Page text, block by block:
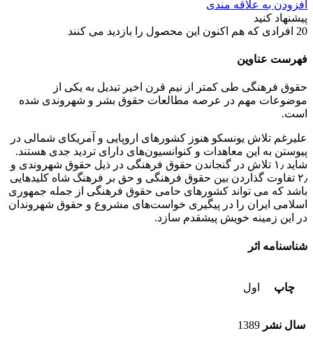
افزودن به علاقه مندی
پیشنهاد کنید
20 افرادی که هم اکنون این محصول را بازدید می کنند
فهرست عناوین
حقوق فرهنگی طی کمتر از نیم قرن اخیر تبدیل به یکی از
موضوعات مهم در عرصه مطالعات حقوق بشر و شهروندی شده
است.
علیرغم تلاش یونسکو هنوز کشورهای اروپایی و آمریکای شمالی در
پیوستن به این معاهدات و کنوانسیون‌های دارای تردید جدی هستند.
شاید ۱٫ تلاش در گنجاندن حقوق فرهنگی در ذیل حقوق شهروندی و
۲٫ تفاوت گذاردن بین حقوق فرهنگی و حق بر فرهنگ شاه کلیدهایی
باشد که می تواند کشورهای حامی حقوق فرهنگی از جمله جمهوری
اسلامی ایران را در پیگیری خواست‌های مشروع و حقوق شهروندان
در این زمینه خویش پیشقدم سازد.
شناسنامه اثر
چاپ اول
سال نشر 1389